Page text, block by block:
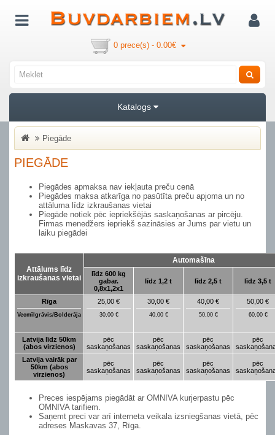
0 prece(s) - 0.00€
Katalogs
Piegāde
PIEGĀDE
Piegādes apmaksa nav iekļauta preču cenā
Piegādes maksa atkarīga no pasūtīta preču apjoma un no
attāluma līdz izkraušanas vietai
Piegāde notiek pēc iepriekšējās saskaņošanas ar pircēju.
Firmas menedžers iepriekš sazināsies ar Jums par vietu un
laiku piegādei
Attālums līdz
izkraušanas vietai
Automašīna
līdz 600 kg
gabar.
0,8x1,2x1
līdz 1,2 t līdz 2,5 t līdz 3,5 t
Rīga
Vecmīlgrāvis/Bolderāja
25,00 €
30,00 €
30,00 €
40,00 €
40,00 €
50,00 €
50,00 €
60,00 €
Latvija līdz 50km
(abos virzienos)
pēc
saskaņošanas
pēc
saskaņošanas
pēc
saskaņošanas
pēc
Latvija vairāk par
50km (abos
virzienos)
pēc
saskaņošanas
pēc
saskaņošanas
pēc
saskaņošanas
pēc
Preces iespējams piegādāt ar OMNIVA kurjerpastu pēc
OMNIVA tarifiem.
Saņemt preci var arī interneta veikala izsniegšanas vietā, pēc
adreses Maskavas 37, Rīga.